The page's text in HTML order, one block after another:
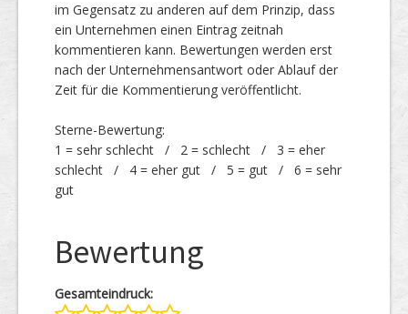
im Gegensatz zu anderen auf dem Prinzip, dass
ein Unternehmen einen Eintrag zeitnah
kommentieren kann. Bewertungen werden erst
nach der Unternehmensantwort oder Ablauf der
Zeit für die Kommentierung veröffentlicht.
Sterne-Bewertung:
1 = sehr schlecht / 2 = schlecht / 3 = eher
schlecht / 4 = eher gut / 5 = gut / 6 = sehr
gut
Bewertung
Gesamteindruck: